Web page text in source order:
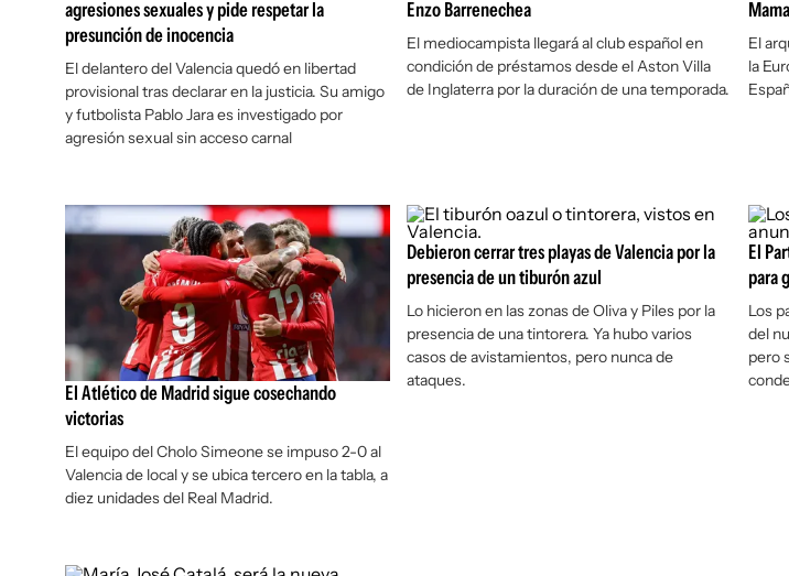
agresiones sexuales y pide respetar la
presunción de inocencia
El delantero del Valencia quedó en libertad
provisional tras declarar en la justicia. Su amigo
y futbolista Pablo Jara es investigado por
agresión sexual sin acceso carnal
Enzo Barrenechea
El mediocampista llegará al club español en
condición de préstamos desde el Aston Villa
de Inglaterra por la duración de una temporada.
El
la
El Atlético de Madrid sigue cosechando
victorias
El equipo del Cholo Simeone se impuso 2-0 al
Valencia de local y se ubica tercero en la tabla, a
diez unidades del Real Madrid.
Debieron cerrar tres playas de Valencia por la
presencia de un tiburón azul
Lo hicieron en las zonas de Oliva y Piles por la
presencia de una tintorera. Ya hubo varios
casos de avistamientos, pero nunca de
ataques.
El
para
Los
del
pero